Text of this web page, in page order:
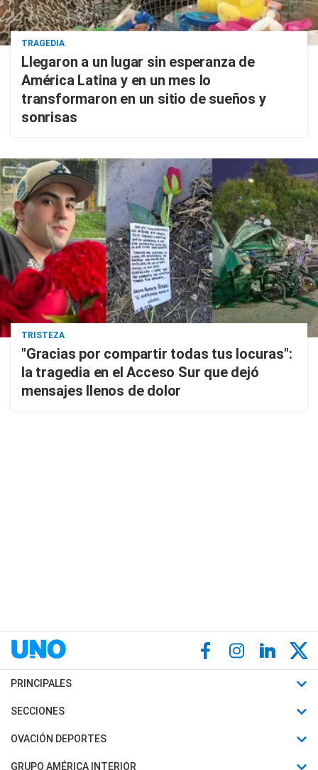
TRAGEDIA
Llegaron a un lugar sin esperanza de
América Latina y en un mes lo
transformaron en un sitio de sueños y
sonrisas
TRISTEZA
"Gracias por compartir todas tus locuras":
la tragedia en el Acceso Sur que dejó
mensajes llenos de dolor
PRINCIPALES
Últimas Noticias
Política
SECCIONES
Horóscopo
Motores
OVACIÓN DEPORTES
Fútbol
GRUPO AMÉRICA INTERIOR